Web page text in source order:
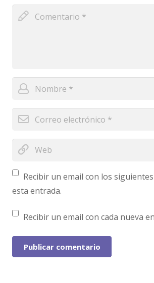
Recibir un email con los
esta entrada.
Recibir un email con cada nueva
Publicar comentario